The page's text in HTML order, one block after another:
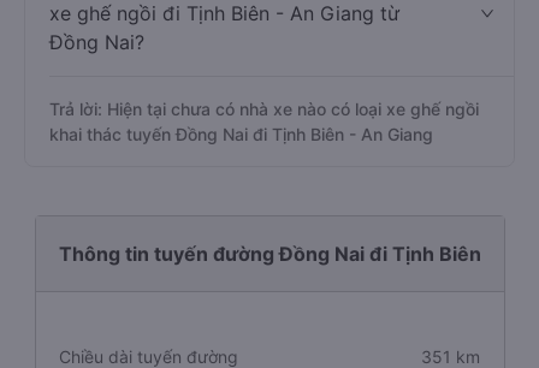
xe ghế ngồi đi Tịnh Biên - An Giang từ
Đồng Nai?
Trả lời: Hiện tại chưa có nhà xe nào có loại xe ghế ngồi
khai thác tuyến Đồng Nai đi Tịnh Biên - An Giang
Thông tin tuyến đường Đồng Nai đi Tịnh Biên
Chiều dài tuyến đường 351 km